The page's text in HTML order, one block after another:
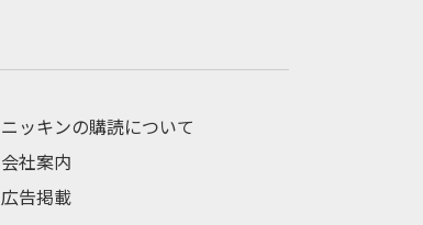
ニッキンの購読について
会社案内
広告掲載